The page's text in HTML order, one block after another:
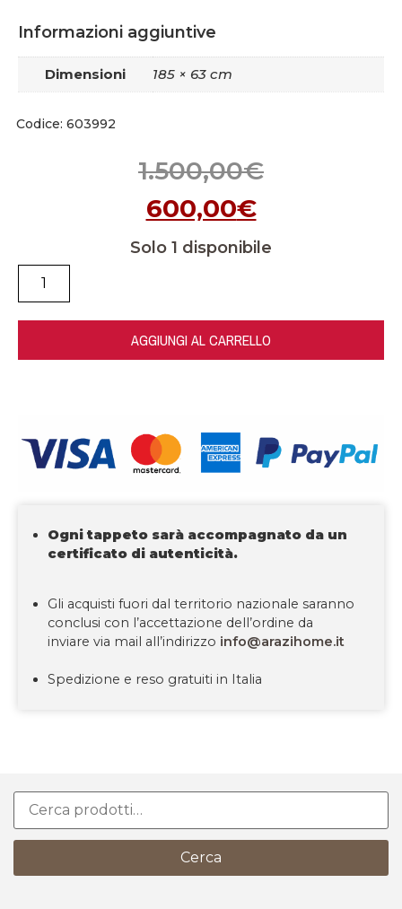
Cerca
Informazioni aggiuntive
Dimensioni 185 × 63 cm
Codice: 603992
1.500,00€
600,00€
Solo 1 disponibile
AGGIUNGI AL CARRELLO
Ogni tappeto sarà accompagnato da un
certificato di autenticità.
Gli acquisti fuori dal territorio nazionale saranno
conclusi con l’accettazione dell’ordine da
inviare via mail all’indirizzo info@arazihome.it
Spedizione e reso gratuiti in Italia